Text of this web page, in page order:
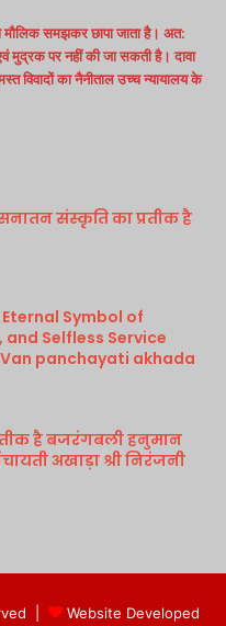
मौलिक समझकर छापा जाता है। अत:
मुद्रक पर नहीं की जा सकती है। दावा
विवादों का नैनीताल उच्च न्यायालय के
संस्कृति का प्रतीक है
Symbol of
Selfless Service
panchayati akhada
है बजरंगबली हनुमान
अखाड़ा श्री निरंजनी
| Website Developed